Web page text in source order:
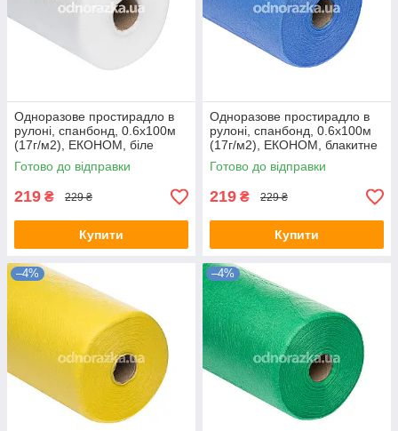
Одноразове простирадло в
рулоні, спанбонд, 0.6х100м
(17г/м2), ЕКОНОМ, біле
Готово до відправки
219 ₴ 229 ₴
Купити
Одноразове простирадло в
рулоні, спанбонд, 0.6х100м
(17г/м2), ЕКОНОМ, блакитне
Готово до відправки
219 ₴ 229 ₴
Купити
–4% –4%